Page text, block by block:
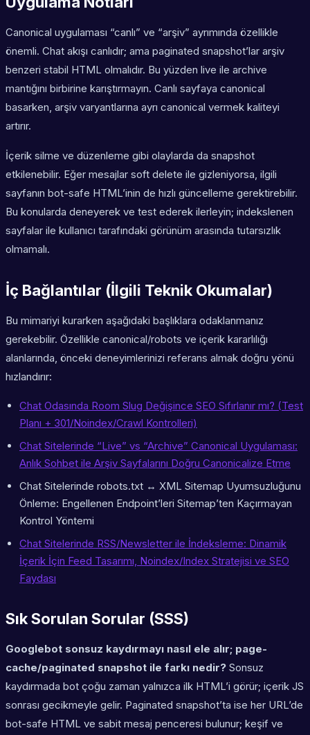
Canonical uygulaması “canlı” ve “arşiv” ayrımında özellikle
önemli. Chat akışı canlıdır; ama paginated snapshot’lar arşiv
benzeri stabil HTML olmalıdır. Bu yüzden live ile archive
mantığını birbirine karıştırmayın. Canlı sayfaya canonical
basarken, arşiv varyantlarına ayrı canonical vermek kaliteyi
artırır.
İçerik silme ve düzenleme gibi olaylarda da snapshot
etkilenebilir. Eğer mesajlar soft delete ile gizleniyorsa, ilgili
sayfanın bot-safe HTML’inin de hızlı güncelleme gerektirebilir.
Bu konularda deneyerek ve test ederek ilerleyin; indekslenen
sayfalar ile kullanıcı tarafındaki görünüm arasında tutarsızlık
olmamalı.
İç Bağlantılar (İlgili Teknik Okumalar)
Bu mimariyi kurarken aşağıdaki başlıklara odaklanmanız
gerekebilir. Özellikle canonical/robots ve içerik kararlılığı
alanlarında, önceki deneyimlerinizi referans almak doğru yönü
hızlandırır:
Chat Odasında Room Slug Değişince SEO Sıfırlanır mı? (Test
Planı + 301/Noindex/Crawl Kontrolleri)
Chat Sitelerinde “Live” vs “Archive” Canonical Uygulaması:
Anlık Sohbet ile Arşiv Sayfalarını Doğru Canonicalize Etme
Chat Sitelerinde robots.txt ↔ XML Sitemap Uyumsuzluğunu
Önleme: Engellenen Endpoint’leri Sitemap’ten Kaçırmayan
Kontrol Yöntemi
Chat Sitelerinde RSS/Newsletter ile İndeksleme: Dinamik
İçerik İçin Feed Tasarımı, Noindex/Index Stratejisi ve SEO
Faydası
Sık Sorulan Sorular (SSS)
Googlebot sonsuz kaydırmayı nasıl ele alır; page-
cache/paginated snapshot ile farkı nedir? Sonsuz
kaydırmada bot çoğu zaman yalnızca ilk HTML’i görür; içerik JS
sonrası gecikmeyle gelir. Paginated snapshot’ta ise her URL’de
bot-safe HTML ve sabit mesaj penceresi bulunur; keşif ve